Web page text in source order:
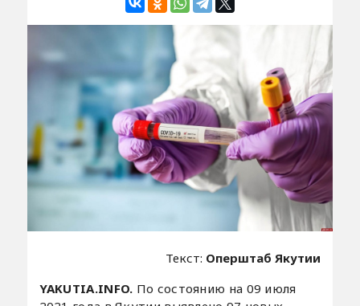
Текст: Оперштаб Якутии
YAKUTIA.INFO. По состоянию на 09 июля